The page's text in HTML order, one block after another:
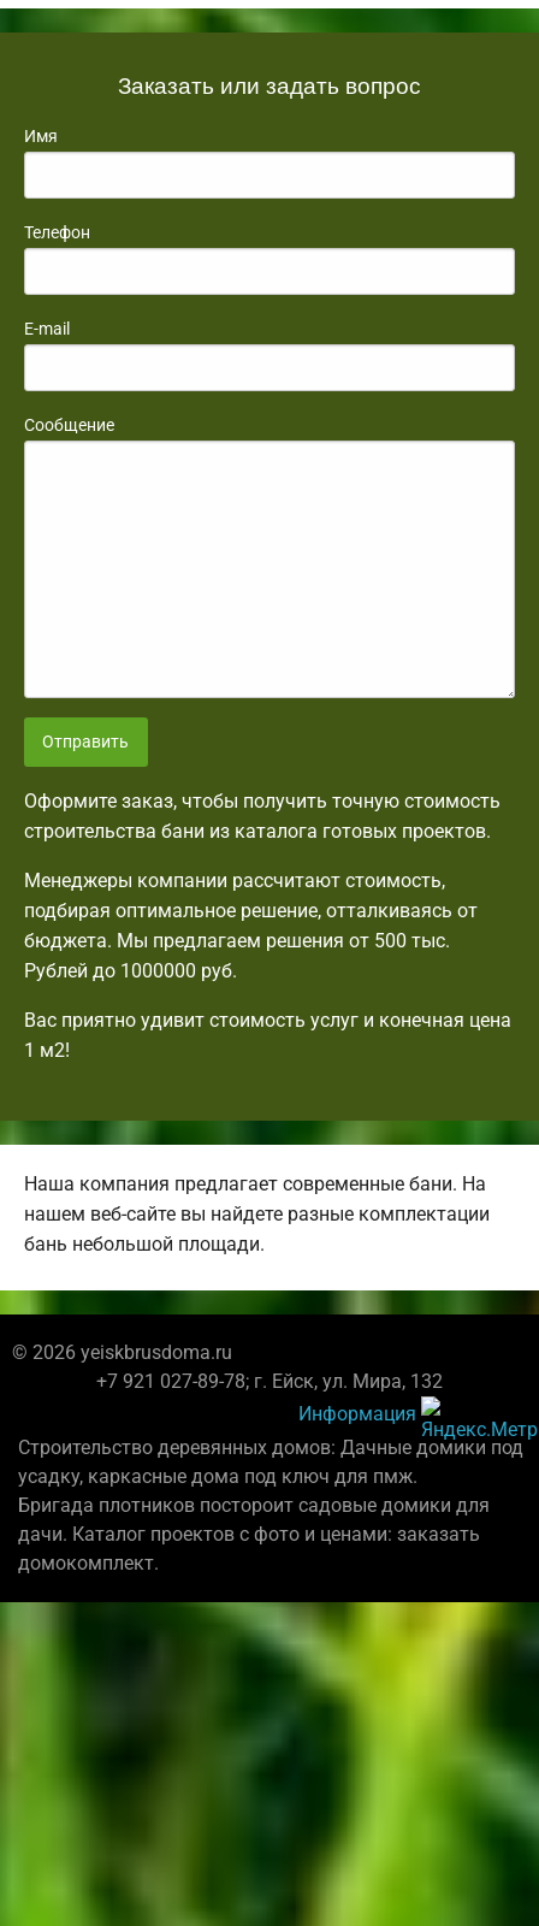
Заказать или задать вопрос
Имя
Телефон
E-mail
Сообщение
Отправить
Оформите заказ, чтобы получить точную стоимость
строительства бани из каталога готовых проектов.
Менеджеры компании рассчитают стоимость,
подбирая оптимальное решение, отталкиваясь от
бюджета. Мы предлагаем решения от 500 тыс.
Рублей до 1000000 руб.
Вас приятно удивит стоимость услуг и конечная цена
1 м2!
Наша компания предлагает современные бани. На
нашем веб-сайте вы найдете разные комплектации
бань небольшой площади.
© 2026 yeiskbrusdoma.ru
+7 921 027-89-78; г. Ейск, ул. Мира, 132
Информация
Строительство деревянных домов: Дачные домики под
усадку, каркасные дома под ключ для пмж.
Бригада плотников постороит садовые домики для
дачи. Каталог проектов с фото и ценами: заказать
домокомплект.